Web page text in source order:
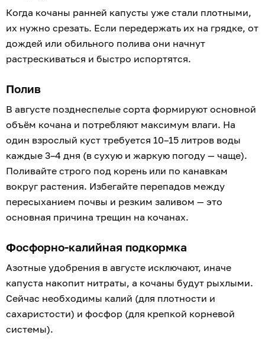
Когда кочаны ранней капусты уже стали плотными,
их нужно срезать. Если передержать их на грядке, от
дождей или обильного полива они начнут
растрескиваться и быстро испортятся.
Полив
В августе позднеспелые сорта формируют основной
объём кочана и потребляют максимум влаги. На
один взрослый куст требуется 10–15 литров воды
каждые 3–4 дня (в сухую и жаркую погоду — чаще).
Поливайте строго под корень или по канавкам
вокруг растения. Избегайте перепадов между
пересыханием почвы и резким заливом — это
основная причина трещин на кочанах.
Фосфорно-калийная подкормка
Азотные удобрения в августе исключают, иначе
капуста накопит нитраты, а кочаны будут рыхлыми.
Сейчас необходимы калий (для плотности и
сахаристости) и фосфор (для крепкой корневой
системы).